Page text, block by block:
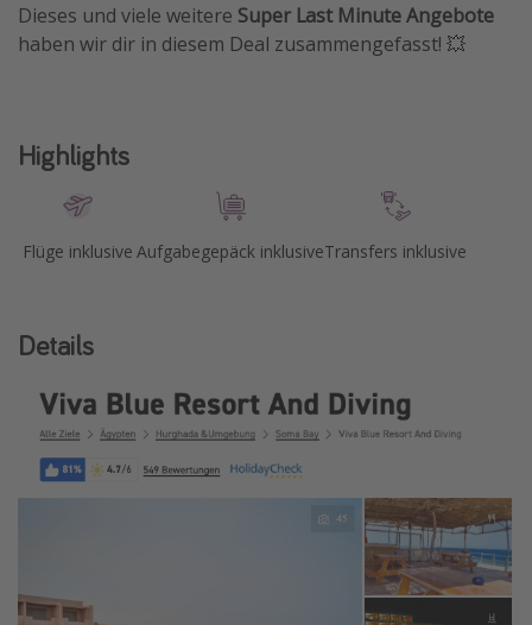
Last Minute Urlaub Mallorca
Dieses und viele weitere Super Last Minute Angebote
haben wir dir in diesem Deal zusammengefasst! 💥
Highlights
Flüge inklusive Aufgabegepäck inklusiveTransfers inklusive
Details